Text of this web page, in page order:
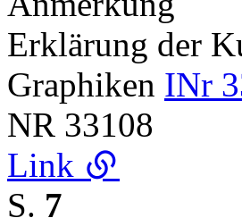
Erklärung der
Graphiken INr
NR 33108
Link
S. 7